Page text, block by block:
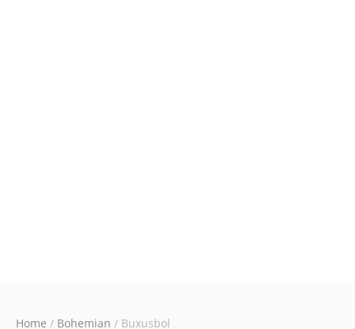
Home / Bohemian / Buxusbol